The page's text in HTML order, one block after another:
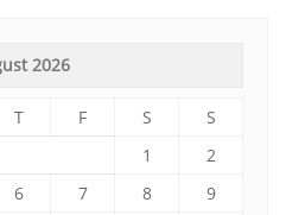
2026
T F S
S
1
2
6 7 8
9